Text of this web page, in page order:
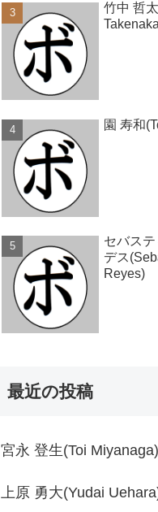
竹中 哲
園 寿和
セバス
デス
Reyes)
最近の投稿
宮永 登生(Toi Miyanaga)
上原 勇大(Yudai